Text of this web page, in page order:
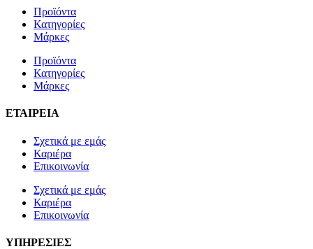
Προϊόντα
Κατηγορίες
Μάρκες
Προϊόντα
Κατηγορίες
Μάρκες
ΕΤΑΙΡΕΙΑ
Σχετικά με εμάς
Καριέρα
Επικοινωνία
Σχετικά με εμάς
Καριέρα
Επικοινωνία
ΥΠΗΡΕΣΙΕΣ